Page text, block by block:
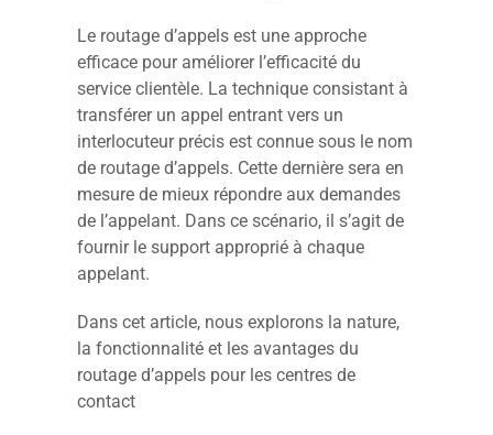
Le routage d’appels est une approche
efficace pour améliorer l’efficacité du
service clientèle. La technique consistant à
transférer un appel entrant vers un
interlocuteur précis est connue sous le nom
de routage d’appels. Cette dernière sera en
mesure de mieux répondre aux demandes
de l’appelant. Dans ce scénario, il s’agit de
fournir le support approprié à chaque
appelant.
Dans cet article, nous explorons la nature,
la fonctionnalité et les avantages du
routage d’appels pour les centres de
contact